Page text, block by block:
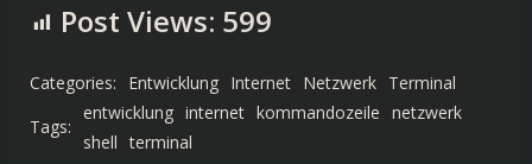
Post Views: 599
Categories: Entwicklung Internet Netzwerk Terminal
Tags:
entwicklung internet kommandozeile netzwerk
shell terminal